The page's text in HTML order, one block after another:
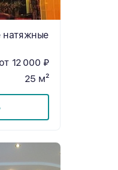
натяжные
от 12 000 ₽
25 м²